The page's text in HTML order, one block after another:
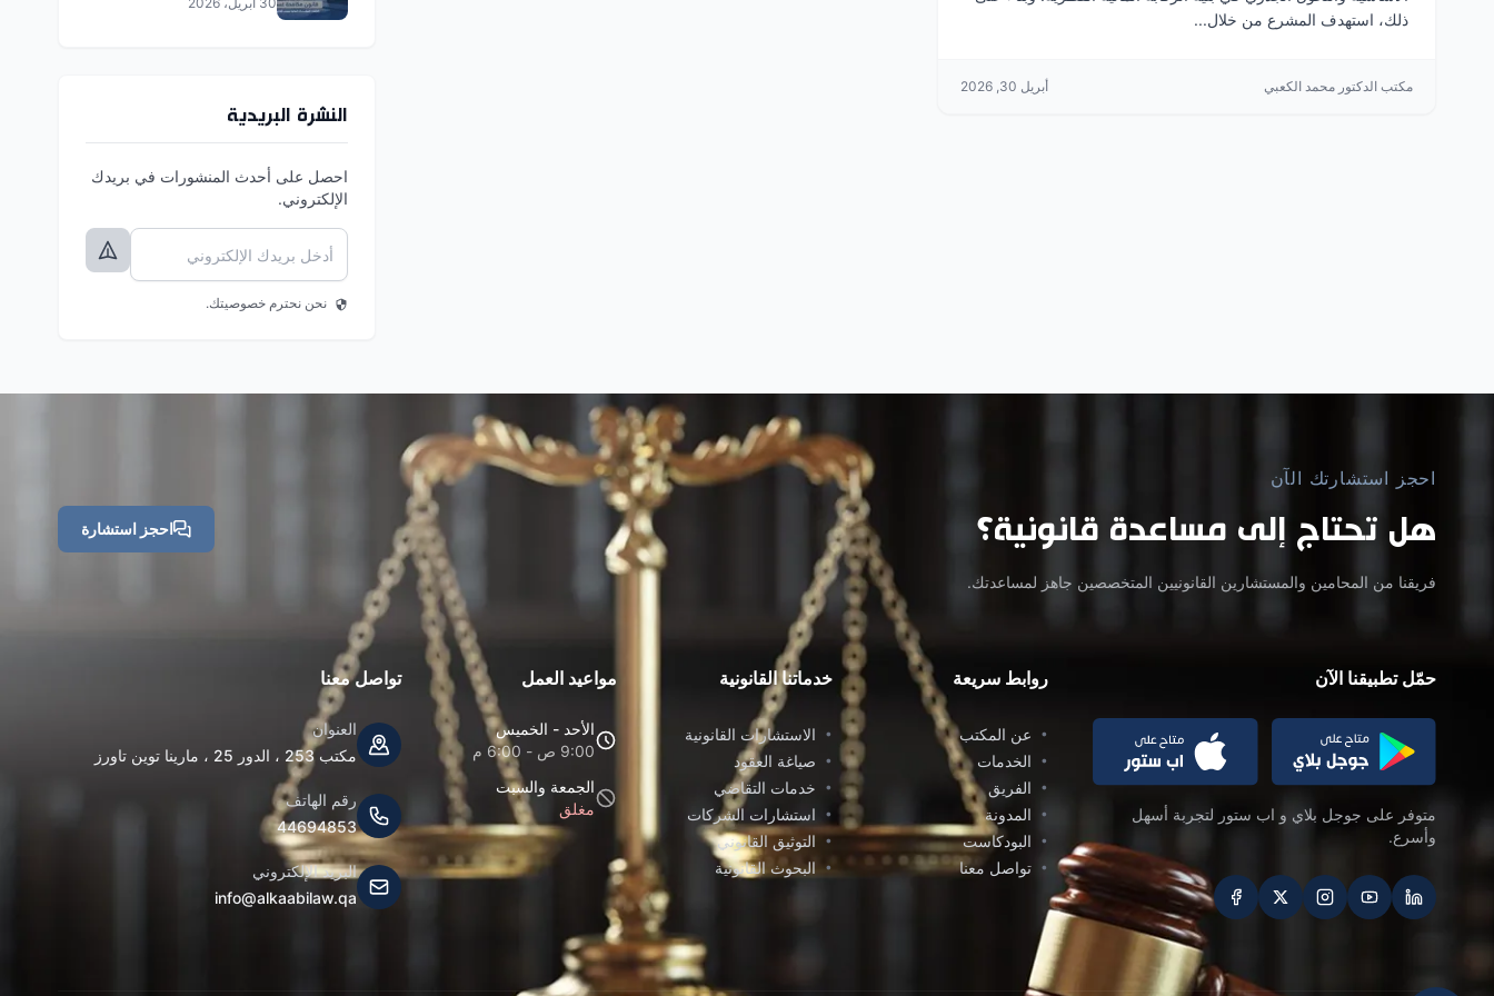
ذلك، استهدف المشرع من خلال...
مكتب الدكتور محمد الكعبي أبريل 30, 2026
النشرة البريدية
احصل على أحدث المنشورات في بريدك
الإلكتروني.
نحن نحترم خصوصيتك.
احجز استشارتك الآن
هل تحتاج إلى مساعدة قانونية؟
فريقنا من المحامين والمستشارين القانونيين المتخصصين جاهز لمساعدتك.
احجز استشارة
حمّل تطبيقنا الآن
متوفر على جوجل بلاي و اب ستور لتجربة أسهل
وأسرع.
تابعنا على
روابط سريعة
• عن المكتب
• الخدمات
• الفريق
• المدونة
• البودكاست
• تواصل معنا
خدماتنا القانونية
• الاستشارات القانونية
• صياغة العقود
• خدمات التقاضي
• استشارات الشركات
• التوثيق القانوني
• البحوث القانونية
مواعيد العمل
الأحد - الخميس
9:00 ص - 6:00 م
الجمعة والسبت
مغلق
تواصل معنا
العنوان
مكتب 253 ، الدور 25 ، مارينا توين تاورز
رقم الهاتف
44694853
البريد الإلكتروني
info@alkaabilaw.qa